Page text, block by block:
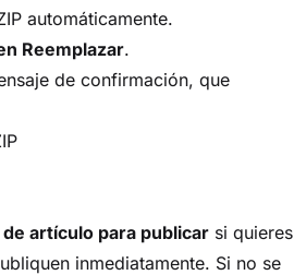
automáticamente.
Reemplazar.
de confirmación, que
artículo para publicar si quieres
inmediatamente. Si no se